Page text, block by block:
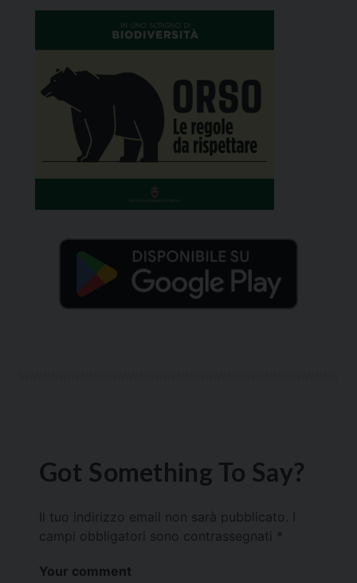
Got Something To Say?
Il tuo indirizzo email non sarà pubblicato.
campi obbligatori sono contrassegnati *
Your comment